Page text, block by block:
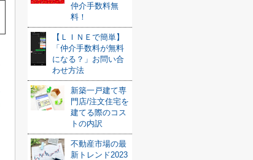
仲介手数料無
料！
【ＬＩＮＥで簡単】
「仲介手数料が無料
になる？」お問い合
わせ方法
新築一戸建て専
門店/注文住宅を
建てる際のコス
トの内訳
不動産市場の最
新トレンド2023